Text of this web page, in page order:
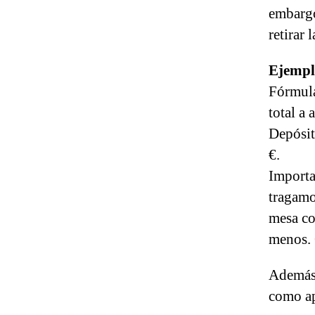
retirar
total a
€.
mesa
como